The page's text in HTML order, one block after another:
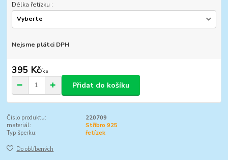
Délka řetízku :
Nejsme plátci DPH
395 Kč/ks
Přidat do košíku
Číslo produktu:
220709
materiál:
Stříbro 925
Typ šperku:
řetízek
Do oblíbených